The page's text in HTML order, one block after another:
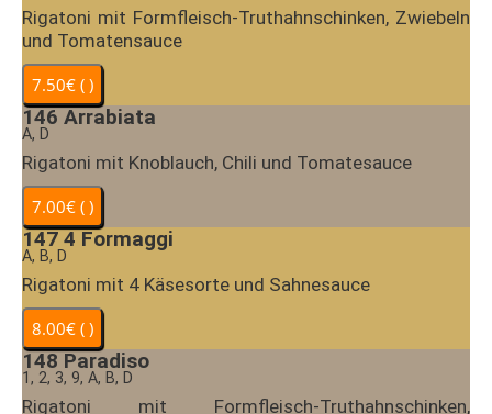
Rigatoni mit Formfleisch-Truthahnschinken, Zwiebeln
und Tomatensauce
146 Arrabiata
A, D
Rigatoni mit Knoblauch, Chili und Tomatesauce
147 4 Formaggi
A, B, D
Rigatoni mit 4 Käsesorte und Sahnesauce
148 Paradiso
1, 2, 3, 9, A, B, D
Rigatoni mit Formfleisch-Truthahnschinken,